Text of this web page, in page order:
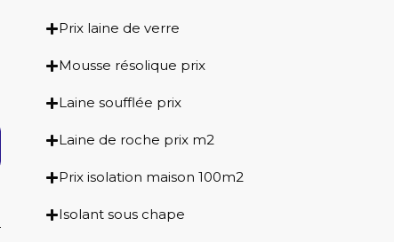
Prix laine de verre
Mousse résolique prix
Laine soufflée prix
Laine de roche prix m2
Prix isolation maison 100m2
Isolant sous chape